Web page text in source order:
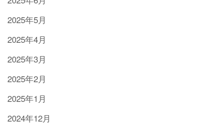
2025年5月
2025年4月
2025年3月
2025年2月
2025年1月
2024年12月